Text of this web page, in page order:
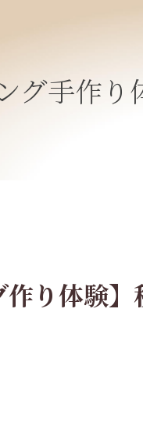
グ手作り
作り体験